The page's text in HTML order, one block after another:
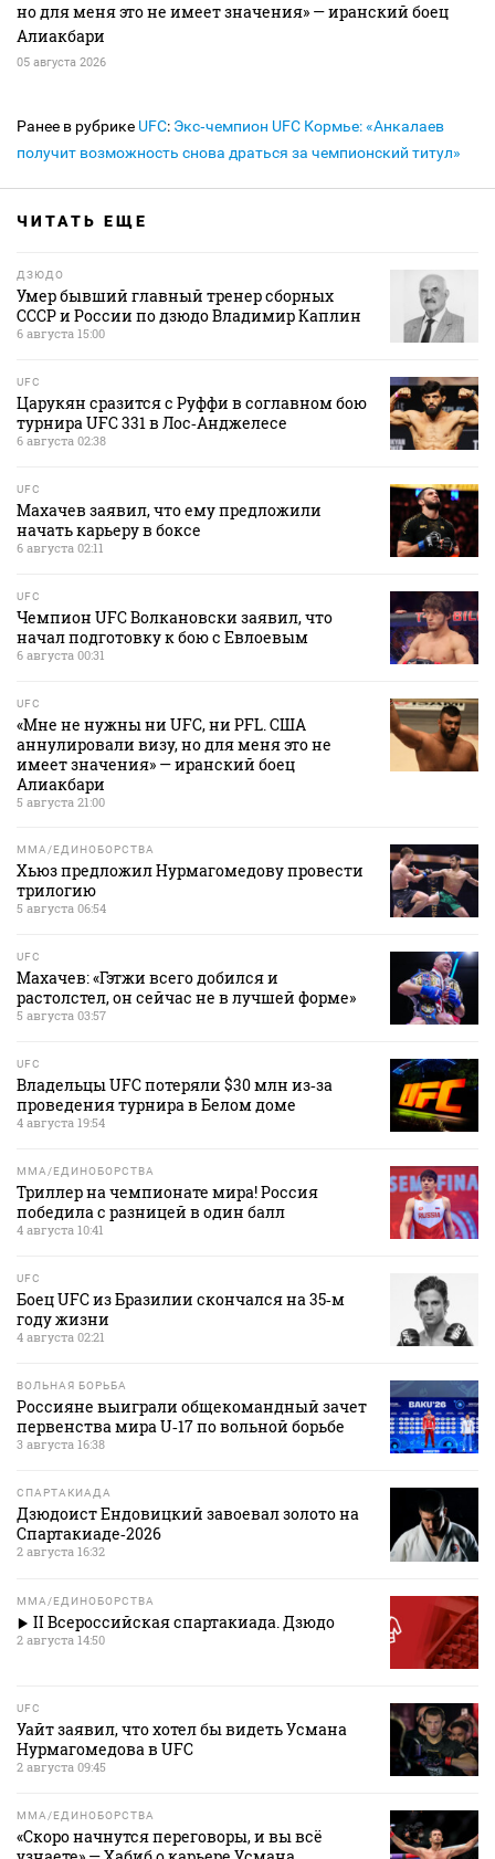
но для меня это не имеет значения» — иранский боец
Алиакбари
05 августа 2026
Ранее в рубрике UFC: Экс‑чемпион UFC Кормье: «Анкалаев
получит возможность снова драться за чемпионский титул»
ЧИТАТЬ ЕЩЕ
ДЗЮДО
Умер бывший главный тренер сборных
СССР и России по дзюдо Владимир Каплин
6 августа 15:00
UFC
Царукян сразится с Руффи в соглавном бою
турнира UFC 331 в Лос‑Анджелесе
6 августа 02:38
UFC
Махачев заявил, что ему предложили
начать карьеру в боксе
6 августа 02:11
UFC
Чемпион UFC Волкановски заявил, что
начал подготовку к бою с Евлоевым
6 августа 00:31
UFC
«Мне не нужны ни UFC, ни PFL. США
аннулировали визу, но для меня это не
имеет значения» — иранский боец
Алиакбари
5 августа 21:00
MMA/ЕДИНОБОРСТВА
Хьюз предложил Нурмагомедову провести
трилогию
5 августа 06:54
UFC
Махачев: «Гэтжи всего добился и
растолстел, он сейчас не в лучшей форме»
5 августа 03:57
UFC
Владельцы UFC потеряли $30 млн из‑за
проведения турнира в Белом доме
4 августа 19:54
MMA/ЕДИНОБОРСТВА
Триллер на чемпионате мира! Россия
победила с разницей в один балл
4 августа 10:41
UFC
Боец UFC из Бразилии скончался на 35‑м
году жизни
4 августа 02:21
ВОЛЬНАЯ БОРЬБА
Россияне выиграли общекомандный зачет
первенства мира U‑17 по вольной борьбе
3 августа 16:38
СПАРТАКИАДА
Дзюдоист Ендовицкий завоевал золото на
Спартакиаде‑2026
2 августа 16:32
MMA/ЕДИНОБОРСТВА
II Всероссийская спартакиада. Дзюдо
2 августа 14:50
UFC
Уайт заявил, что хотел бы видеть Усмана
Нурмагомедова в UFC
2 августа 09:45
MMA/ЕДИНОБОРСТВА
«Скоро начнутся переговоры, и вы всё